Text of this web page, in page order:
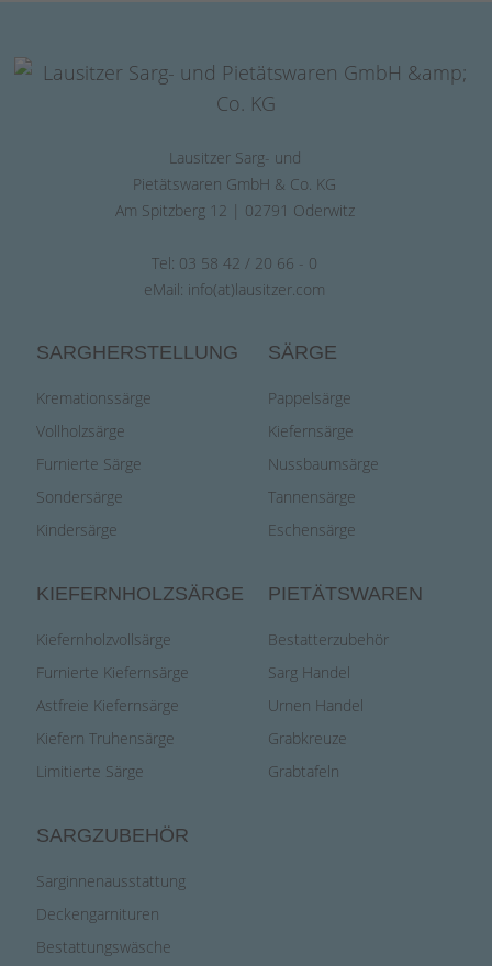
Lausitzer Sarg- und
Pietätswaren GmbH & Co. KG
Am Spitzberg 12 | 02791 Oderwitz
Tel: 03 58 42 / 20 66 - 0
eMail: info(at)lausitzer.com
SARGHERSTELLUNG
Kremationssärge
Vollholzsärge
Furnierte Särge
Sondersärge
Kindersärge
SÄRGE
Pappelsärge
Kiefernsärge
Nussbaumsärge
Tannensärge
Eschensärge
KIEFERNHOLZSÄRGE
Kiefernholzvollsärge
Furnierte Kiefernsärge
Astfreie Kiefernsärge
Kiefern Truhensärge
Limitierte Särge
PIETÄTSWAREN
Bestatterzubehör
Sarg Handel
Urnen Handel
Grabkreuze
Grabtafeln
SARGZUBEHÖR
Sarginnenausstattung
Deckengarnituren
Bestattungswäsche